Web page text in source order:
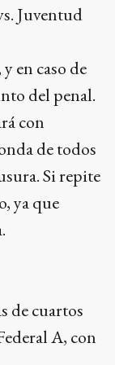
Juventud
en caso de
del penal.
con
de todos
Si repite
ya que
de cuartos
A, con